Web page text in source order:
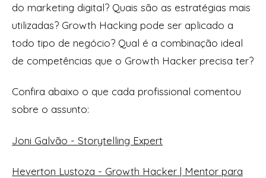
do marketing digital? Quais são as estratégias mais
utilizadas? Growth Hacking pode ser aplicado a
todo tipo de negócio? Qual é a combinação ideal
de competências que o Growth Hacker precisa ter?
Confira abaixo o que cada profissional comentou
sobre o assunto:
Joni Galvão - Storytelling Expert
Heverton Lustoza - Growth Hacker | Mentor para